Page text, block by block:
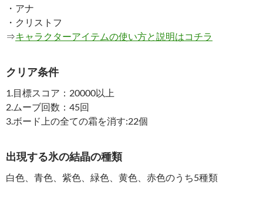
・アナ
・クリストフ
⇒キャラクターアイテムの使い方と説明はコチラ
クリア条件
1.目標スコア：20000以上
2.ムーブ回数：45回
3.ボード上の全ての霜を消す:22個
出現する氷の結晶の種類
白色、青色、紫色、緑色、黄色、赤色のうち5種類